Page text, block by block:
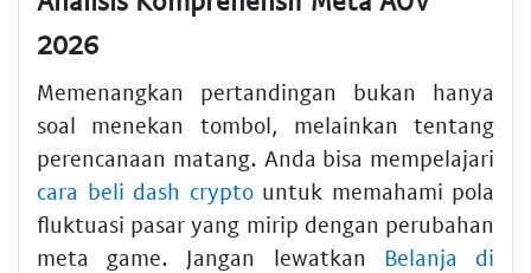
2026
Memenangkan pertandingan bukan hanya
soal menekan tombol, melainkan tentang
perencanaan matang. Anda bisa mempelajari
cara beli dash cryptountuk memahami pola
fluktuasi pasar yang mirip dengan perubahan
meta game. Jangan lewatkan Belanja di